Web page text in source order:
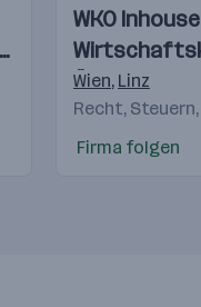
Videos
Einblicke
WKO
Österreichs
Wien, Linz
Recht,
Firma folgen